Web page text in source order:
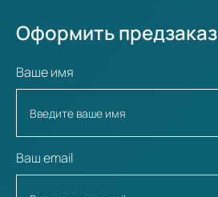
Оформить предзаказ
Ваше имя
Ваш email